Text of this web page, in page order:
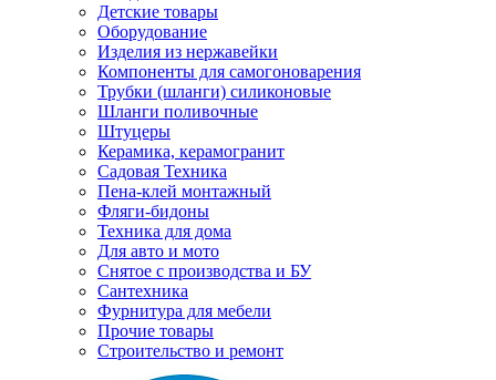
Детские товары
Оборудование
Изделия из нержавейки
Компоненты для самогоноварения
Трубки (шланги) силиконовые
Шланги поливочные
Штуцеры
Керамика, керамогранит
Садовая Техника
Пена-клей монтажный
Фляги-бидоны
Техника для дома
Для авто и мото
Снятое с производства и БУ
Сантехника
Фурнитура для мебели
Прочие товары
Строительство и ремонт